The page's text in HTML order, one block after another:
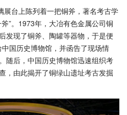
展台上陈列着一把铜斧，著名考古学
”。1973年，大冶有色金属公司铜
发现了铜斧、陶罐等器物，于是便
国历史博物馆，并函告了现场情
随后，中国历史博物馆迅速组织考
，由此揭开了铜绿山遗址考古发掘